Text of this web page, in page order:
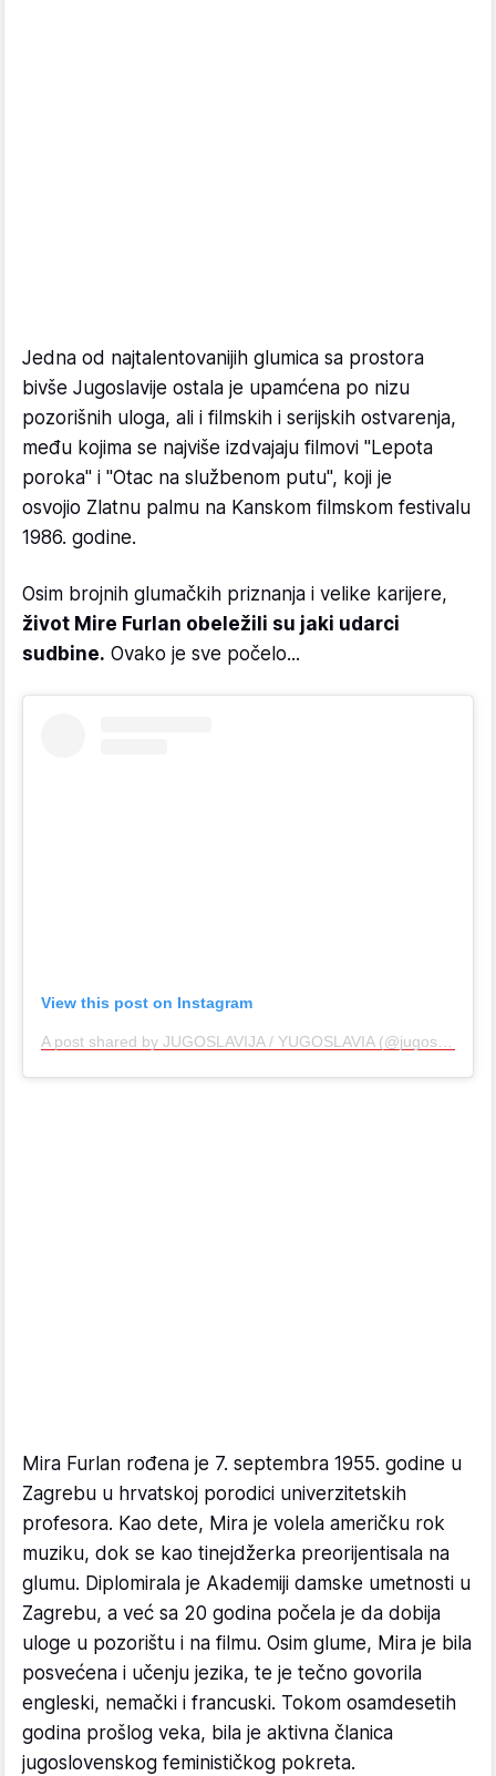
Jedna od najtalentovanijih glumica sa prostora
bivše Jugoslavije ostala je upamćena po nizu
pozorišnih uloga, ali i filmskih i serijskih ostvarenja,
među kojima se najviše izdvajaju filmovi "Lepota
poroka" i "Otac na službenom putu", koji je
osvojio Zlatnu palmu na Kanskom filmskom festivalu
1986. godine.
Osim brojnih glumačkih priznanja i velike karijere,
život Mire Furlan obeležili su jaki udarci
sudbine. Ovako je sve počelo...
View this post on Instagram
Mira Furlan rođena je 7. septembra 1955. godine u
Zagrebu u hrvatskoj porodici univerzitetskih
profesora. Kao dete, Mira je volela američku rok
muziku, dok se kao tinejdžerka preorijentisala na
glumu. Diplomirala je Akademiji damske umetnosti u
Zagrebu, a već sa 20 godina počela je da dobija
uloge u pozorištu i na filmu. Osim glume, Mira je bila
posvećena i učenju jezika, te je tečno govorila
engleski, nemački i francuski. Tokom osamdesetih
godina prošlog veka, bila je aktivna članica
jugoslovenskog feminističkog pokreta.